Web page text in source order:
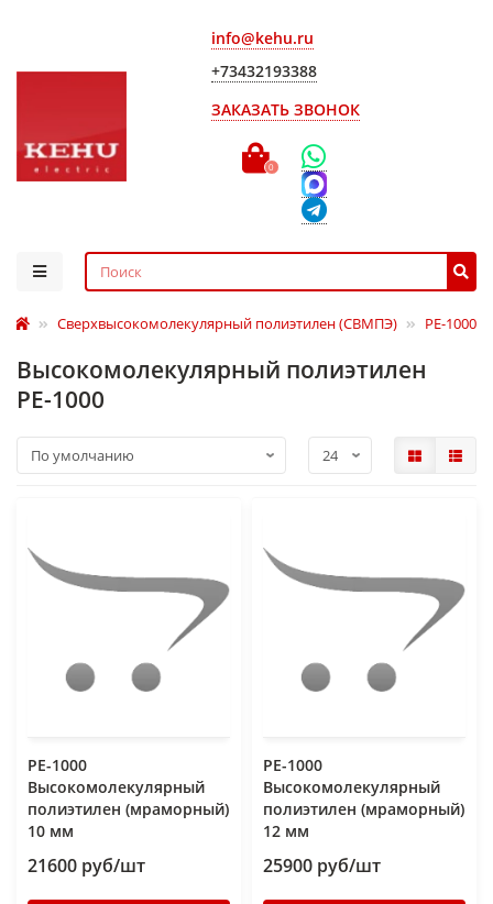
info@kehu.ru
+73432193388
ЗАКАЗАТЬ ЗВОНОК
0
Сверхвысокомолекулярный полиэтилен (СВМПЭ) РЕ-1000
Высокомолекулярный полиэтилен
РЕ-1000
РЕ-1000
Высокомолекулярный
полиэтилен (мраморный)
10 мм
21600 руб/шт
РЕ-1000
Высокомолекулярный
полиэтилен (мраморный)
12 мм
25900 руб/шт